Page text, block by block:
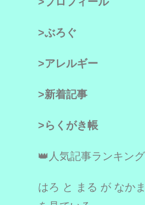
>ぶろぐ
>アレルギー
>新着記事
>らくがき帳
👑人気記事ランキン
はろ と まる が なか